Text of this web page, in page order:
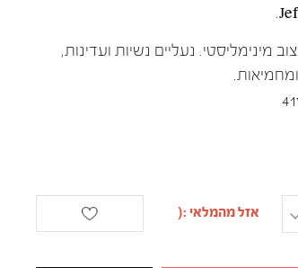
מינימליסטי. נעליים נשיות ועדינות,
מידה